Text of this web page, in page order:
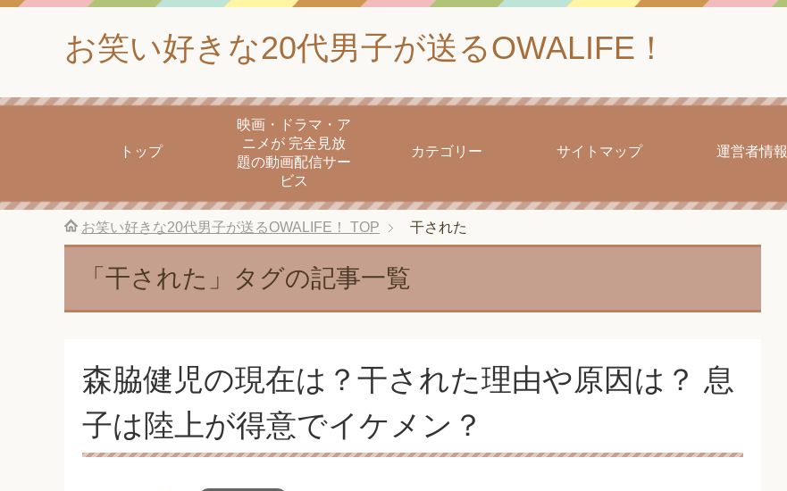
お笑い好きな20代男子が送るOWALIFE！
トップ
映画・ドラマ・ア
ニメが 完全見放
題の動画配信サー
ビス
カテゴリー サイトマップ 運営者情報
お笑い好きな20代男子が送るOWALIFE！ TOP 干された
「干された」タグの記事一覧
森脇健児の現在は？干された理由や原因は？ 息
子は陸上が得意でイケメン？